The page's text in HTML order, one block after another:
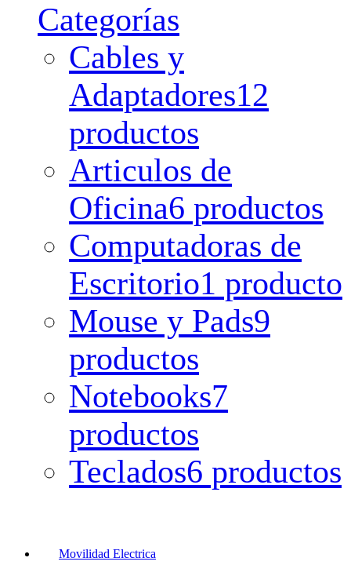
Categorías
Cables y
Adaptadores12
productos
Articulos de
Oficina6 productos
Computadoras de
Escritorio1 producto
Mouse y Pads9
productos
Notebooks7
productos
Teclados6 productos
Movilidad Electrica